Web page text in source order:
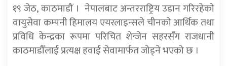
१९ जेठ, काठमाडौं । नेपालबाट अन्तरराष्ट्रिय उडान गरिरहेको
वायुसेवा कम्पनी हिमालय एयरलाइन्सले चीनको आर्थिक तथा
प्रविधि केन्द्रका रूपमा परिचित शेन्जेन सहरसँग राजधानी
काठमाडौँलाई प्रत्यक्ष हवाई सेवामार्फत जोड्ने भएको छ ।